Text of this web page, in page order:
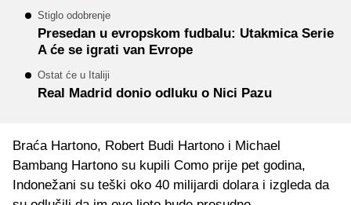
Stiglo odobrenje
Presedan u evropskom fudbalu: Utakmica Serie
A će se igrati van Evrope
Ostat će u Italiji
Real Madrid donio odluku o Nici Pazu
Braća Hartono, Robert Budi Hartono i Michael
Bambang Hartono su kupili Como prije pet godina,
Indonežani su teški oko 40 milijardi dolara i izgleda da